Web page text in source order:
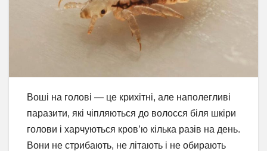
Воші на голові — це крихітні, але наполегливі
паразити, які чіпляються до волосся біля шкіри
голови і харчуються кров’ю кілька разів на день.
Вони не стрибають, не літають і не обирають